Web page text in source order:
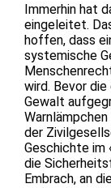
Immerhin hat
eingeleitet.
hoffen, dass
systemische
wird. Bevor
Gewalt
Warnlämpchen
der
Geschichte im
die
Embrach, an